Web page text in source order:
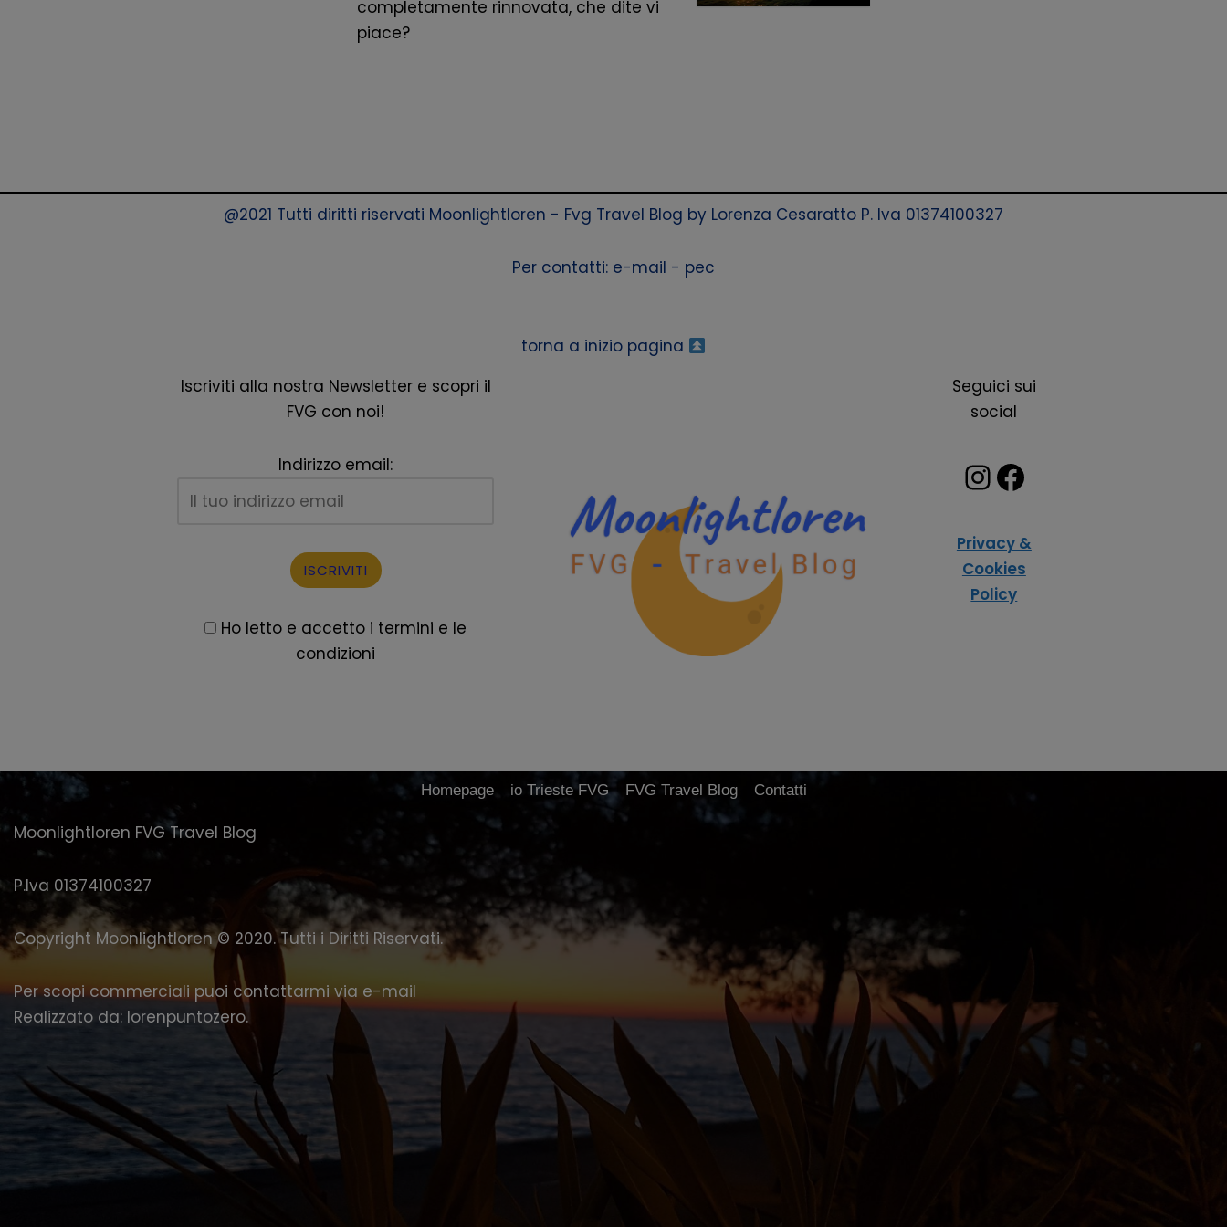
completamente rinnovata, che dite vi
piace?
@2021 Tutti diritti riservati Moonlightloren - Fvg Travel Blog by Lorenza Cesaratto P. Iva 01374100327
Per contatti: e-mail - pec
torna a inizio pagina
Iscriviti alla nostra Newsletter e scopri il
FVG con noi!
Indirizzo email:
Ho letto e accetto i termini e le
condizioni
Seguici sui
social
Privacy &
Cookies
Policy
Homepage io Trieste FVG FVG Travel Blog Contatti
Moonlightloren FVG Travel Blog
P.Iva 01374100327
Copyright Moonlightloren © 2020. Tutti i Diritti Riservati.
Per scopi commerciali puoi contattarmi via e-mail
Realizzato da: lorenpuntozero.